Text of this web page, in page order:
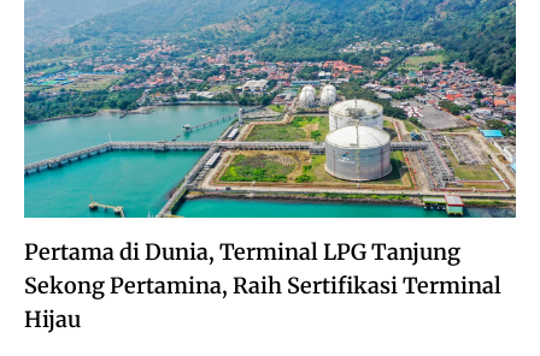
Pertama di Dunia, Terminal LPG Tanjung
Sekong Pertamina, Raih Sertifikasi Terminal
Hijau